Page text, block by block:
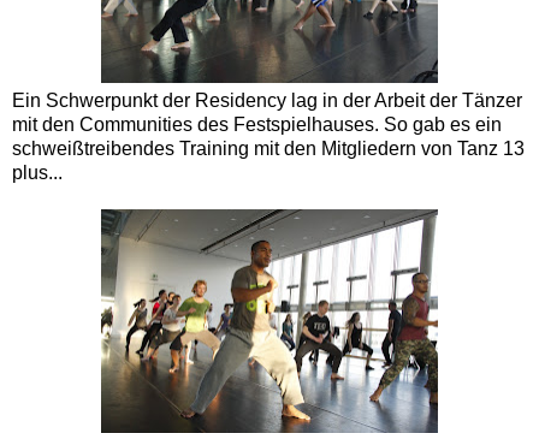
Ein Schwerpunkt der Residency lag in der Arbeit der Tänzer
mit den Communities des Festspielhauses. So gab es ein
schweißtreibendes Training mit den Mitgliedern von Tanz 13
plus...